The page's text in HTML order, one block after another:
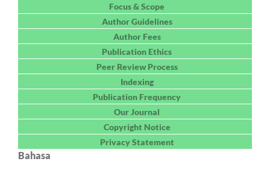
Focus & Scope
Author Guidelines
Author Fees
Publication Ethics
Peer Review Process
Indexing
Publication Frequency
Our Journal
Copyright Notice
Privacy Statement
Bahasa